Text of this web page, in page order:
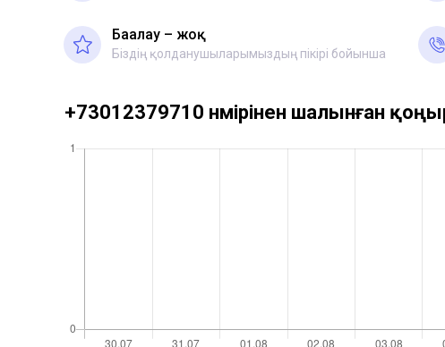
Бағалау – жоқ
Біздің қолданушыларымыздың пікірі бойынша
+73012379710 нөмірінен шалынған